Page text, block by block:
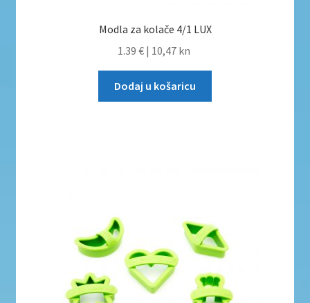
Modla za kolače 4/1 LUX
1.39 € | 10,47 kn
Dodaj u košaricu